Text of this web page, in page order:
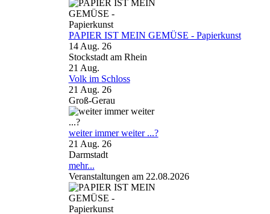
PAPIER IST MEIN GEMÜSE - Papierkunst
14 Aug. 26
Stockstadt am Rhein
21 Aug.
Volk im Schloss
21 Aug. 26
Groß-Gerau
weiter immer weiter ...?
21 Aug. 26
Darmstadt
mehr...
Veranstaltungen am 22.08.2026